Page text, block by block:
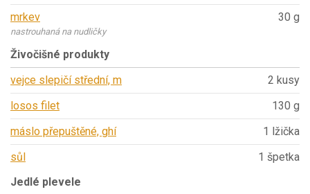
mrkev
nastrouhaná na nudličky
30 g
Živočišné produkty
vejce slepičí střední, m
2 kusy
losos filet
130 g
máslo přepuštěné, ghí
1 lžička
sůl
1 špetka
Jedlé plevele